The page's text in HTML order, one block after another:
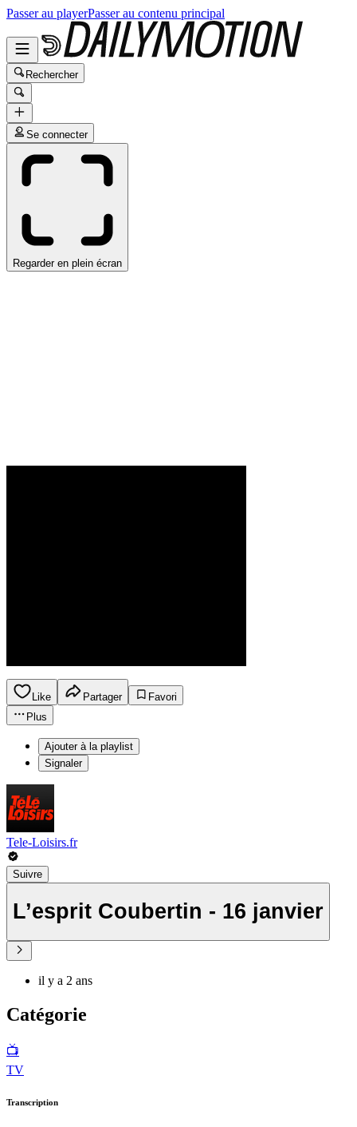
Passer au playerPasser au contenu principal
Rechercher
Se connecter
Regarder en plein écran
Like Partager
Favori
Plus
Ajouter à la playlist
Signaler
Tele-Loisirs.fr
Suivre
L’esprit Coubertin - 16 janvier
il y a 2 ans
Catégorie
📺
TV
Transcription